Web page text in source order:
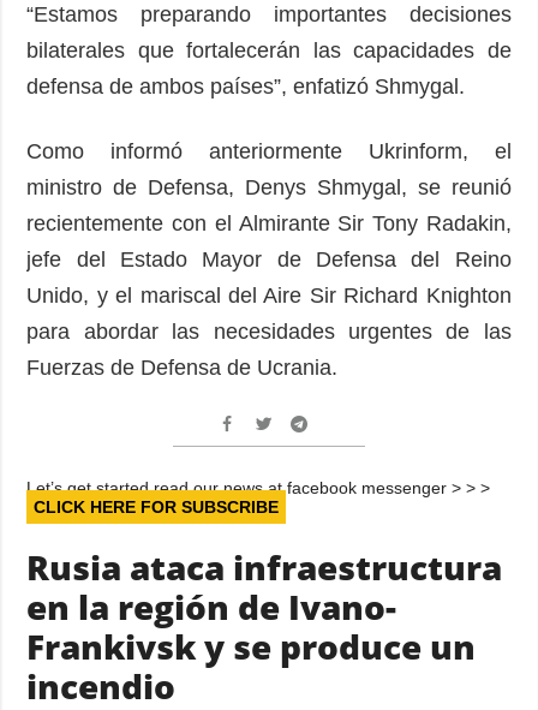
“Estamos preparando importantes decisiones
bilaterales que fortalecerán las capacidades de
defensa de ambos países”, enfatizó Shmygal.
Como informó anteriormente Ukrinform, el
ministro de Defensa, Denys Shmygal, se reunió
recientemente con el Almirante Sir Tony Radakin,
jefe del Estado Mayor de Defensa del Reino
Unido, y el mariscal del Aire Sir Richard Knighton
para abordar las necesidades urgentes de las
Fuerzas de Defensa de Ucrania.
Let’s get started read our news at facebook messenger > > >
CLICK HERE FOR SUBSCRIBE
Rusia ataca infraestructura
en la región de Ivano-
Frankivsk y se produce un
incendio